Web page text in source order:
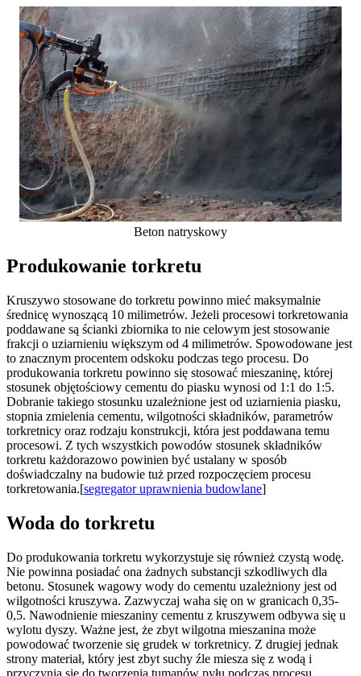
Beton natryskowy
Produkowanie torkretu
Kruszywo stosowane do torkretu powinno mieć maksymalnie
średnicę wynoszącą 10 milimetrów. Jeżeli procesowi torkretowania
poddawane są ścianki zbiornika to nie celowym jest stosowanie
frakcji o uziarnieniu większym od 4 milimetrów. Spowodowane jest
to znacznym procentem odskoku podczas tego procesu. Do
produkowania torkretu powinno się stosować mieszaninę, której
stosunek objętościowy cementu do piasku wynosi od 1:1 do 1:5.
Dobranie takiego stosunku uzależnione jest od uziarnienia piasku,
stopnia zmielenia cementu, wilgotności składników, parametrów
torkretnicy oraz rodzaju konstrukcji, która jest poddawana temu
procesowi. Z tych wszystkich powodów stosunek składników
torkretu każdorazowo powinien być ustalany w sposób
doświadczalny na budowie tuż przed rozpoczęciem procesu
torkretowania.[segregator uprawnienia budowlane]
Woda do torkretu
Do produkowania torkretu wykorzystuje się również czystą wodę.
Nie powinna posiadać ona żadnych substancji szkodliwych dla
betonu. Stosunek wagowy wody do cementu uzależniony jest od
wilgotności kruszywa. Zazwyczaj waha się on w granicach 0,35-
0,5. Nawodnienie mieszaniny cementu z kruszywem odbywa się u
wylotu dyszy. Ważne jest, że zbyt wilgotna mieszanina może
powodować tworzenie się grudek w torkretnicy. Z drugiej jednak
strony materiał, który jest zbyt suchy źle miesza się z wodą i
przyczynia się do tworzenia tumanów pyłu podczas procesu